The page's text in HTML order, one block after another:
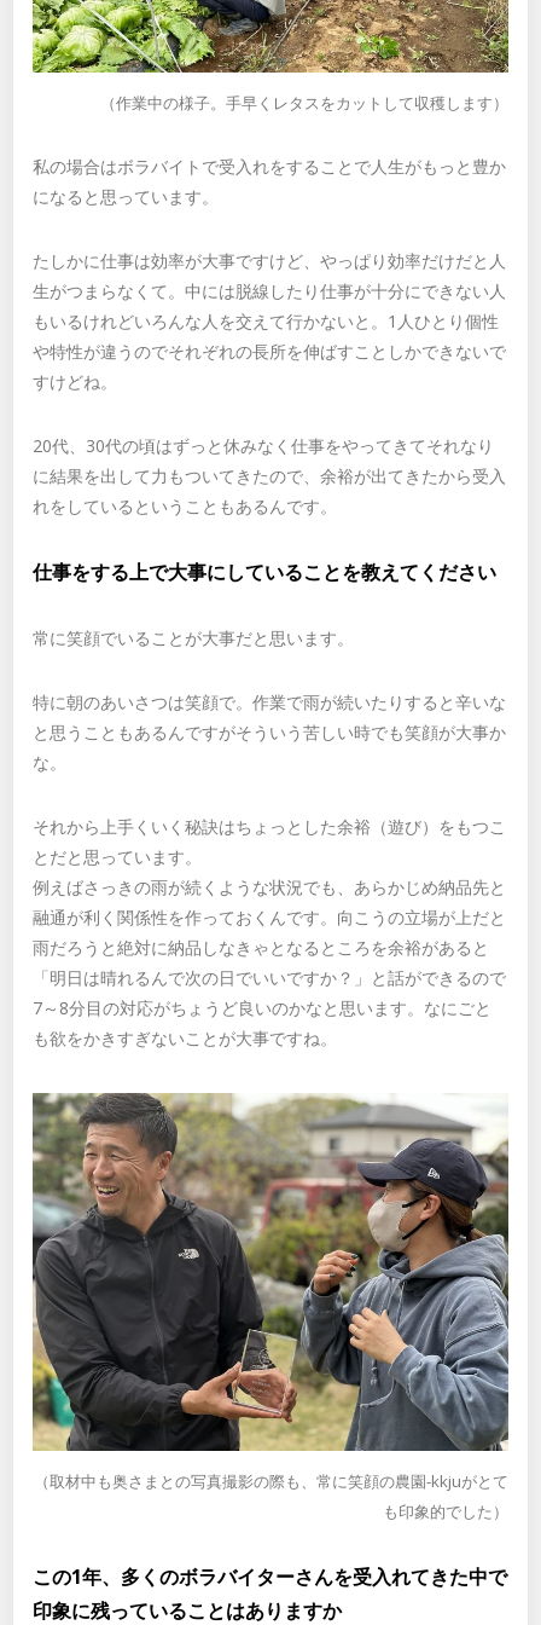
（作業中の様子。手早くレタスをカットして収穫します）
私の場合はボラバイトで受入れをすることで人生がもっと豊か
になると思っています。
たしかに仕事は効率が大事ですけど、やっぱり効率だけだと人
生がつまらなくて。中には脱線したり仕事が十分にできない人
もいるけれどいろんな人を交えて行かないと。1人ひとり個性
や特性が違うのでそれぞれの長所を伸ばすことしかできないで
すけどね。
20代、30代の頃はずっと休みなく仕事をやってきてそれなり
に結果を出して力もついてきたので、余裕が出てきたから受入
れをしているということもあるんです。
仕事をする上で大事にしていることを教えてください
常に笑顔でいることが大事だと思います。
特に朝のあいさつは笑顔で。作業で雨が続いたりすると辛いな
と思うこともあるんですがそういう苦しい時でも笑顔が大事か
な。
それから上手くいく秘訣はちょっとした余裕（遊び）をもつこ
とだと思っています。
例えばさっきの雨が続くような状況でも、あらかじめ納品先と
融通が利く関係性を作っておくんです。向こうの立場が上だと
雨だろうと絶対に納品しなきゃとなるところを余裕があると
「明日は晴れるんで次の日でいいですか？」と話ができるので
7～8分目の対応がちょうど良いのかなと思います。なにごと
も欲をかきすぎないことが大事ですね。
（取材中も奥さまとの写真撮影の際も、常に笑顔の農園-kkjuがとて
も印象的でした）
この1年、多くのボラバイターさんを受入れてきた中で
印象に残っていることはありますか